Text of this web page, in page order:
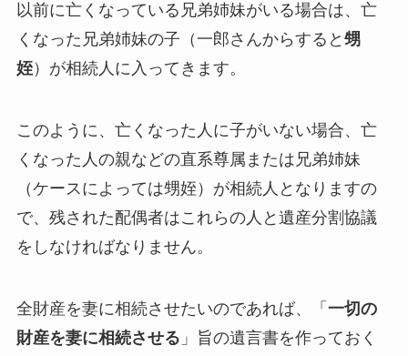
以前に亡くなっている兄弟姉妹がいる場合は、亡
くなった兄弟姉妹の子（一郎さんからすると 甥
姪）が相続人に入ってきます。
このように、亡くなった人に子がいない場合、亡
くなった人の親などの直系尊属または兄弟姉妹
（ケースによっては甥姪）が相続人となりますの
で、残された配偶者はこれらの人と遺産分割協議
をしなければなりません。
全財産を妻に相続させたいのであれば、「 一切の
財産を妻に相続させる 」旨の遺言書を作っておく